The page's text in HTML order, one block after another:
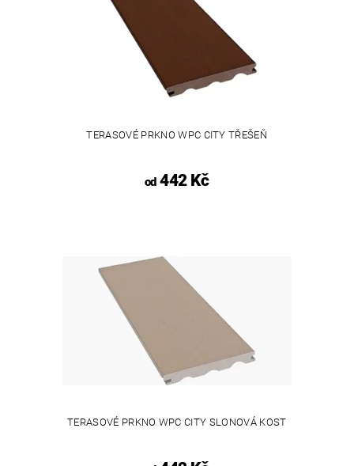
TERASOVÉ PRKNO WPC CITY TŘEŠEŇ
od442 Kč
TERASOVÉ PRKNO WPC CITY SLONOVÁ KOST